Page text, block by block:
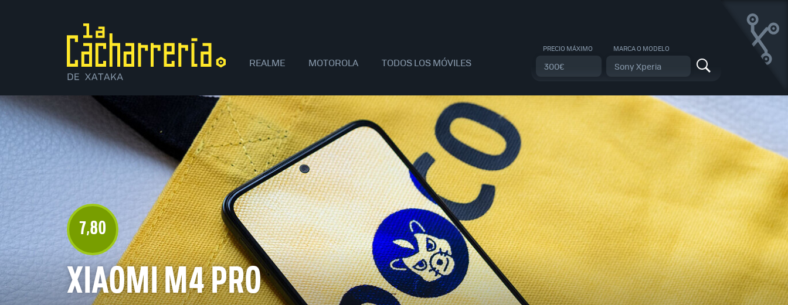
XIAOMI SAMSUNG APPLE OPPO
REALME MOTOROLA TODOS LOS MÓVILES
PRECIO MÁXIMO MARCA O MODELO
XIAOMI M4 PRO
7,80